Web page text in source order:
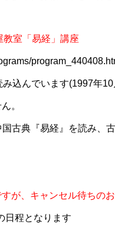
教室「易経」講座
込んでいます(1997年10
。
古典『易経』を読み、古
が、キャンセル待ちの
日程となります